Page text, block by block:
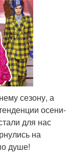
сезону, а
осени-
для нас
на
душе!